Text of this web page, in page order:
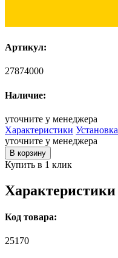
Артикул:
27874000
Наличие:
уточните у менеджера
Характеристики Установка
уточните у менеджера
В корзину
Купить в 1 клик
Характеристики
Код товара:
25170